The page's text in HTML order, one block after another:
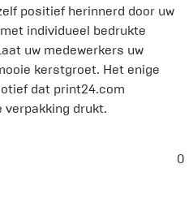
positief herinnerd door uw
individueel bedrukte
uw medewerkers uw
kerstgroet. Het enige
dat print24.com
verpakking drukt.
0